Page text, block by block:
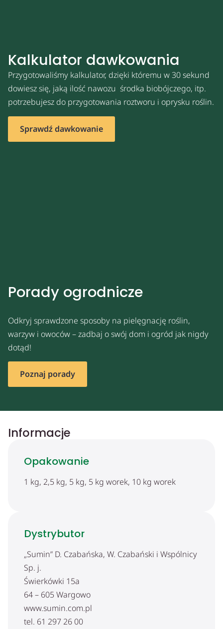
Kalkulator dawkowania
Przygotowaliśmy kalkulator, dzięki któremu w 30 sekund
dowiesz się, jaką ilość nawozu środka biobójczego, itp.
potrzebujesz do przygotowania roztworu i oprysku roślin.
Sprawdź dawkowanie
Porady ogrodnicze
Odkryj sprawdzone sposoby na pielęgnację roślin,
warzyw i owoców – zadbaj o swój dom i ogród jak nigdy
dotąd!
Poznaj porady
Informacje
Opakowanie
1 kg, 2,5 kg, 5 kg, 5 kg worek, 10 kg worek
Dystrybutor
„Sumin” D. Czabańska, W. Czabański i Wspólnicy
Sp. j.
Świerkówki 15a
64 – 605 Wargowo
www.sumin.com.pl
tel. 61 297 26 00